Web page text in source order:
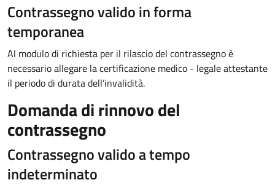
Contrassegno valido in forma
temporanea
Al modulo di richiesta per il rilascio del contrassegno è
necessario allegare la certificazione medico - legale attestante
il periodo di durata dell’invalidità.
Domanda di rinnovo del
contrassegno
Contrassegno valido a tempo
indeterminato